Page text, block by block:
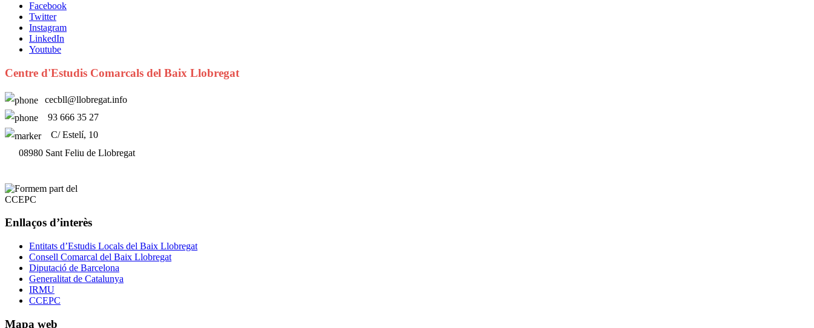
Facebook
Twitter
Instagram
LinkedIn
Youtube
Centre d'Estudis Comarcals del Baix Llobregat
cecbll@llobregat.info
93 666 35 27
C/ Estelí, 10
08980 Sant Feliu de Llobregat
Enllaços d’interès
Entitats d’Estudis Locals del Baix Llobregat
Consell Comarcal del Baix Llobregat
Diputació de Barcelona
Generalitat de Catalunya
IRMU
CCEPC
Mapa web